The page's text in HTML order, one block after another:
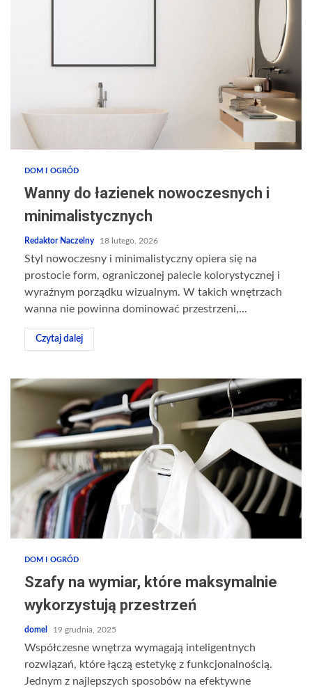
DOM I OGRÓD
Wanny do łazienek nowoczesnych i
minimalistycznych
Redaktor Naczelny 18 lutego, 2026
Styl nowoczesny i minimalistyczny opiera się na
prostocie form, ograniczonej palecie kolorystycznej i
wyraźnym porządku wizualnym. W takich wnętrzach
wanna nie powinna dominować przestrzeni,...
Czytaj dalej
DOM I OGRÓD
Szafy na wymiar, które maksymalnie
wykorzystują przestrzeń
domel 19 grudnia, 2025
Współczesne wnętrza wymagają inteligentnych
rozwiązań, które łączą estetykę z funkcjonalnością.
Jednym z najlepszych sposobów na efektywne